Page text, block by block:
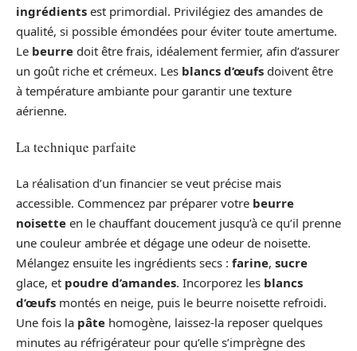
ingrédients est primordial. Privilégiez des amandes de
qualité, si possible émondées pour éviter toute amertume.
Le beurre doit être frais, idéalement fermier, afin d’assurer
un goût riche et crémeux. Les blancs d’œufs doivent être
à température ambiante pour garantir une texture
aérienne.
La technique parfaite
La réalisation d’un financier se veut précise mais
accessible. Commencez par préparer votre beurre
noisette en le chauffant doucement jusqu’à ce qu’il prenne
une couleur ambrée et dégage une odeur de noisette.
Mélangez ensuite les ingrédients secs : farine, sucre
glace, et poudre d’amandes. Incorporez les blancs
d’œufs montés en neige, puis le beurre noisette refroidi.
Une fois la pâte homogène, laissez-la reposer quelques
minutes au réfrigérateur pour qu’elle s’imprègne des